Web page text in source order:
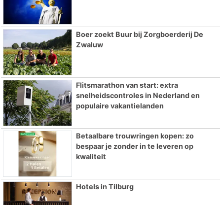
Boer zoekt Buur bij Zorgboerderij De
Zwaluw
Flitsmarathon van start: extra
snelheidscontroles in Nederland en
populaire vakantielanden
Betaalbare trouwringen kopen: zo
bespaar je zonder in te leveren op
kwaliteit
Hotels in Tilburg